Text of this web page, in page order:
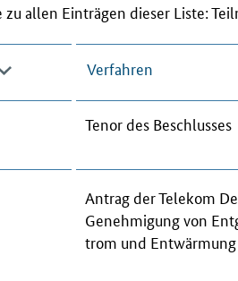
zu allen Einträgen dieser Liste:
Verfahren
Te­nor des Be­schlus­ses
An­trag der Te­le­kom
Ge­neh­mi­gung von
trom und Ent­wär­mung